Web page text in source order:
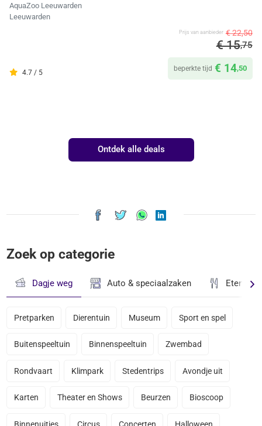
AquaZoo Leeuwarden
Leeuwarden
4.7 / 5
Prijs van aanbieder € 22,50
€ 15,75
beperkte tijd € 14,50
Ontdek alle deals
Zoek op categorie
Dagje weg Auto & speciaalzaken Eten &
Pretparken Dierentuin Museum Sport en spel
Buitenspeeltuin Binnenspeeltuin Zwembad
Rondvaart Klimpark Stedentrips Avondje uit
Karten Theater en Shows Beurzen Bioscoop